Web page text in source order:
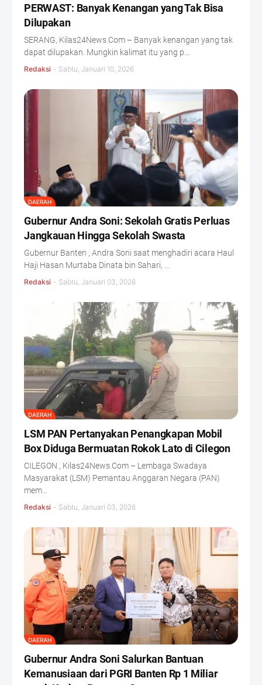
PERWAST: Banyak Kenangan yang Tak Bisa
Dilupakan
SERANG, Kilas24News.Com – Banyak kenangan yang tak
dapat dilupakan. Mungkin kalimat itu yang p…
Redaksi - Sabtu, Januari 10, 2026
DAERAH
Gubernur Andra Soni: Sekolah Gratis Perluas
Jangkauan Hingga Sekolah Swasta
Gubernur Banten , Andra Soni saat menghadiri acara Haul
Haji Hasan Murtaba Dinata bin Sahari, …
Redaksi - Sabtu, Januari 03, 2026
DAERAH
LSM PAN Pertanyakan Penangkapan Mobil
Box Diduga Bermuatan Rokok Lato di Cilegon
CILEGON , Kilas24News.Com – Lembaga Swadaya
Masyarakat (LSM) Pemantau Anggaran Negara (PAN)
mem…
Redaksi - Sabtu, Januari 03, 2026
DAERAH
Gubernur Andra Soni Salurkan Bantuan
Kemanusiaan dari PGRI Banten Rp 1 Miliar